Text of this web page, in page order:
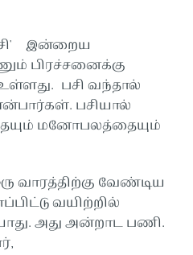
இன்றைய
பிரச்சனைக்கு
பசி வந்தால்
பசியால்
மனோபலத்தையும்
வாரத்திற்கு வேண்டிய
வயிற்றில்
அது அன்றாட பணி.